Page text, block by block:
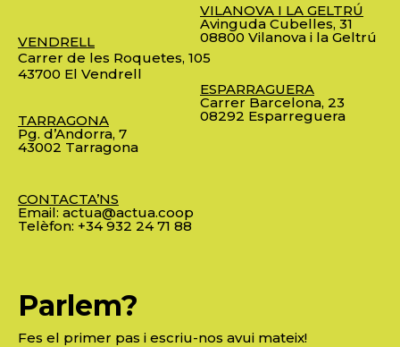
VENDRELL
Carrer de les Roquetes, 105
43700 El Vendrell
TARRAGONA
Pg. d’Andorra, 7
43002 Tarragona
CONTACTA’NS
Email: actua@actua.coop
Telèfon: +34 932 24 71 88
VILANOVA I LA GELTRÚ
Avinguda Cubelles, 31
08800 Vilanova i la Geltrú
ESPARRAGUERA
Carrer Barcelona, 23
08292 Esparreguera
Parlem?
Fes el primer pas i escriu-nos avui mateix!